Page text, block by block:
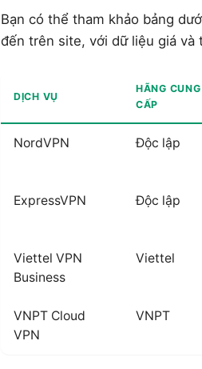
Bạn có thể tham khảo bảng
đến trên site, với dữ liệu giá
DỊCH VỤ
HÃNG CUNG
CẤP
NordVPN Độc lập
ExpressVPN Độc lập
Viettel VPN
Business
Viettel
VNPT Cloud
VPN
VNPT